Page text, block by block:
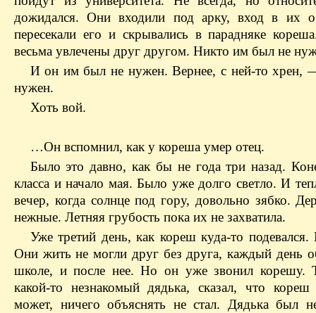
дожидался. Они входили под арку, вход в их
пересекали его и скрывались в парадняке
весьма увлечены друг другом. Никто им был не
И он им был не нужен. Вернее, с ней-то хрен,
нужен.
Хоть вой.
…Он вспомнил, как у кореша умер отец.
Было это давно, как бы не года три назад.
класса и начало мая. Было уже долго светло. И
вечер, когда солнце под гору, довольно зябко.
нежные. Летняя грубость пока их не захватила.
Уже третий день, как кореш куда-то
Они жить не могли друг без друга, каждый день
школе, и после нее. Но он уже звонил корешу.
какой-то незнакомый дядька, сказал, что
может, ничего объяснять не стал. Дядька был